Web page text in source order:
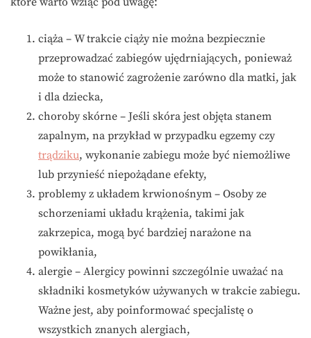
ciąża – W trakcie ciąży nie można bezpiecznie
przeprowadzać zabiegów ujędrniających, ponieważ
może to stanowić zagrożenie zarówno dla matki, jak
i dla dziecka,
choroby skórne – Jeśli skóra jest objęta stanem
zapalnym, na przykład w przypadku egzemy czy
trądziku, wykonanie zabiegu może być niemożliwe
lub przynieść niepożądane efekty,
problemy z układem krwionośnym – Osoby ze
schorzeniami układu krążenia, takimi jak
zakrzepica, mogą być bardziej narażone na
powikłania,
alergie – Alergicy powinni szczególnie uważać na
składniki kosmetyków używanych w trakcie zabiegu.
Ważne jest, aby poinformować specjalistę o
wszystkich znanych alergiach,